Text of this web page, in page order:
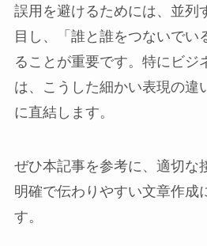
誤用を避けるためには、並列
目し、「誰と誰をつないでい
ることが重要です。特にビジ
は、こうした細かい表現の違
に直結します。
ぜひ本記事を参考に、適切な
明確で伝わりやすい文章作成
す。